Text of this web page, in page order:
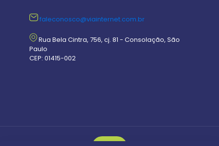
faleconosco@viainternet.com.br
Rua Bela Cintra, 756, cj. 81 - Consolação, São
Paulo
CEP: 01415-002